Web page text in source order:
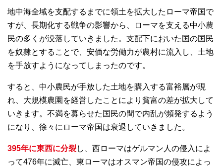
地中海全域を支配するまでに領土を拡大したローマ帝国で
すが、長期化する戦争の影響から、ローマを支える中小農
民の多くが没落していきました。支配下においた国の国民
を奴隷とすることで、安価な労働力が農村に流入し、土地
を手放すようになってしまったのです。
すると、中小農民が手放した土地を購入する富裕層が現
れ、大規模農園を経営したことにより貧富の差が拡大して
いきます。不満を募らせた国民の間で内乱が頻発するよう
になり、徐々にローマ帝国は衰退していきました。
395年に東西に分裂し、西ローマはゲルマン人の侵入によ
って476年に滅亡、東ローマはオスマン帝国の侵攻によっ